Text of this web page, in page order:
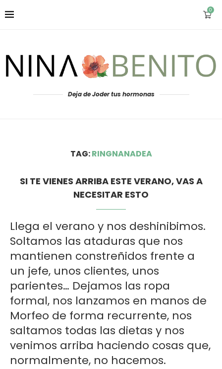
0
Deja de Joder tus hormonas
TAG:RINGNANADEA
SI TE VIENES ARRIBA ESTE VERANO, VAS A
NECESITAR ESTO
Llega el verano y nos deshinibimos.
Soltamos las ataduras que nos
mantienen constreñidos frente a
un jefe, unos clientes, unos
parientes… Dejamos las ropa
formal, nos lanzamos en manos de
Morfeo de forma recurrente, nos
saltamos todas las dietas y nos
venimos arriba haciendo cosas que,
normalmente, no hacemos.